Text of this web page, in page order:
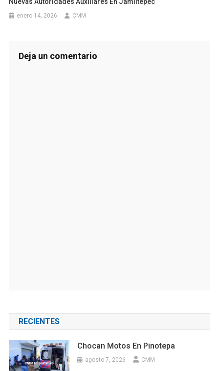
enero 14, 2026 CMM
Deja un comentario
RECIENTES
Chocan Motos En Pinotepa
agosto 7, 2026 CMM